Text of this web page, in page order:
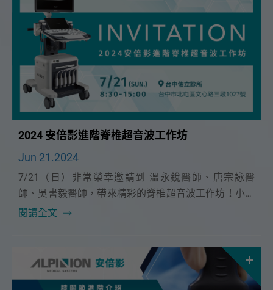
2024 安倍影進階脊椎超音波工作坊
Jun 21.2024
7/21（日）非常榮幸邀請到 溫永銳醫師、唐宗詠醫
師、吳書毅醫師，帶來精彩的脊椎超音波工作坊！小班
制實作課程更精實，本次課程特別安排了 C arm 模擬操
閱讀全文